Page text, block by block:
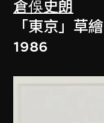
倉俁史朗
「東京」草繪
1986